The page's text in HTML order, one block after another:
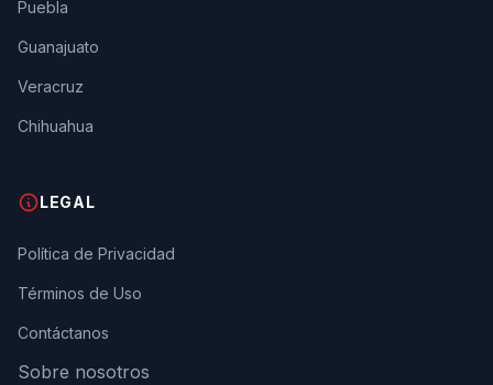
Puebla
Guanajuato
Veracruz
Chihuahua
LEGAL
Política de Privacidad
Términos de Uso
Contáctanos
Sobre nosotros